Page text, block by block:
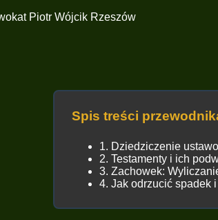
Spis treści
1. Dziedziczenie
2. Testamenty i ich
3. Zachowek:
4. Jak odrzucić spadek i